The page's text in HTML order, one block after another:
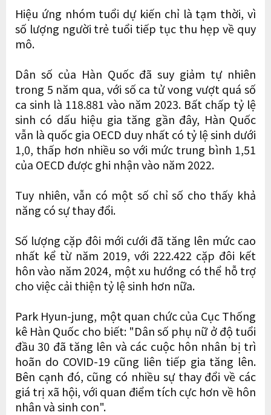
Hiệu ứng nhóm tuổi dự kiến ​​chỉ là tạm thời, vì
số lượng người trẻ tuổi tiếp tục thu hẹp về quy
mô.
Dân số của Hàn Quốc đã suy giảm tự nhiên
trong 5 năm qua, với số ca tử vong vượt quá số
ca sinh là 118.881 vào năm 2023. Bất chấp tỷ lệ
sinh có dấu hiệu gia tăng gần đây, Hàn Quốc
vẫn là quốc gia OECD duy nhất có tỷ lệ sinh dưới
1,0, thấp hơn nhiều so với mức trung bình 1,51
của OECD được ghi nhận vào năm 2022.
Tuy nhiên, vẫn có một số chỉ số cho thấy khả
năng có sự thay đổi.
Số lượng cặp đôi mới cưới đã tăng lên mức cao
nhất kể từ năm 2019, với 222.422 cặp đôi kết
hôn vào năm 2024, một xu hướng có thể hỗ trợ
cho việc cải thiện tỷ lệ sinh hơn nữa.
Park Hyun-jung, một quan chức của Cục Thống
kê Hàn Quốc cho biết: "Dân số phụ nữ ở độ tuổi
đầu 30 đã tăng lên và các cuộc hôn nhân bị trì
hoãn do COVID-19 cũng liên tiếp gia tăng lên.
Bên cạnh đó, cũng có nhiều sự thay đổi về các
giá trị xã hội, với quan điểm tích cực hơn về hôn
nhân và sinh con".